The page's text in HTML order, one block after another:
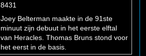
8431
Joey Belterman maakte in de 91ste
minuut zijn debuut in het eerste elftal
van Heracles. Thomas Bruns stond voor
het eerst in de basis.